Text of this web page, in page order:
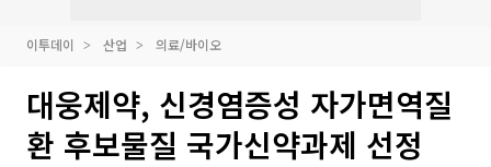
이투데이 산업 의료/바이오
대웅제약, 신경염증성 자가면역질
환 후보물질 국가신약과제 선정